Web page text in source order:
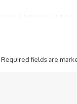
Required fields are